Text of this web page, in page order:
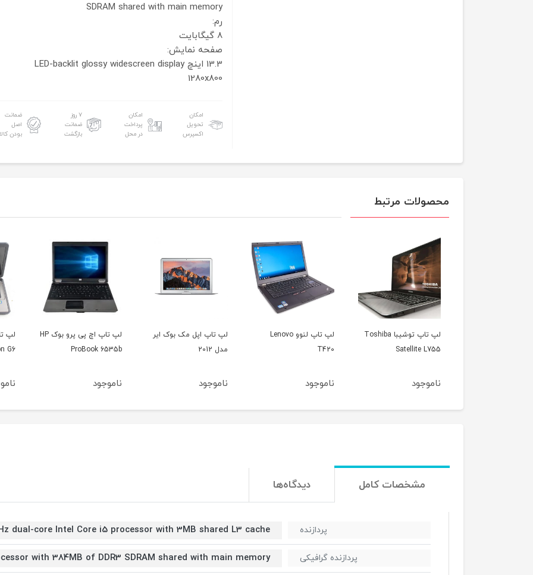
SDRAM shared with main memory
رم:
8 گیگابایت
صفحه نمایش:
13.3 اینچ
LED-backlit glossy widescreen display
1280x800
امکان
تحویل
اکسپرس
امکان
پرداخت
در محل
۷ روز
ضمانت
بازگشت
ضمانت
اصل
بودن کالا
محصولات مرتبط
لپ تاپ لنوو Lenovo
T420
لپ تاپ اپل مک بوک ایر
لپ تاپ اچ پی پرو بوک HP
ProBook 6535b
لپ تاپ اچ پی پاویلیون
HP Pavilion G6
مشخصات کامل دیدگاه‌ها
پردازنده dual-core Intel Core i5 processor with 3MB shared L3 cache
پردازنده گرافیکی with 384MB of DDR3 SDRAM shared with main memory